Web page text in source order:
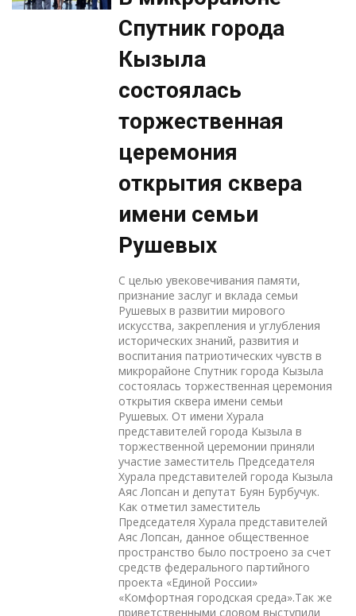
Спутник города
Кызыла
состоялась
торжественная
церемония
открытия сквера
имени семьи
Рушевых
С целью увековечивания памяти,
признание заслуг и вклада семьи
Рушевых в развитии мирового
искусства, закрепления и углубления
исторических знаний, развития и
воспитания патриотических чувств в
микрорайоне Спутник города Кызыла
состоялась торжественная церемония
открытия сквера имени семьи
Рушевых. От имени Хурала
представителей города Кызыла в
торжественной церемонии приняли
участие заместитель Председателя
Хурала представителей города Кызыла
Аяс Лопсан и депутат Буян Бурбучук.
Как отметил заместитель
Председателя Хурала представителей
Аяс Лопсан, данное общественное
пространство было построено за счет
средств федерального партийного
проекта «Единой России»
«Комфортная городская среда».Так же
приветственными словом выступили